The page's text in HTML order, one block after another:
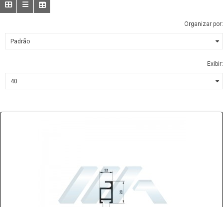
Organizar por:
Exibir: